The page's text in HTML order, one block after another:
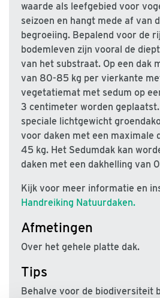
waarde als leefgebied voor
seizoen en hangt mede af van
begroeiing. Bepalend voor de
bodemleven zijn vooral de
van het substraat. Op een dak
van 80-85 kg per vierkante
vegetatiemat met sedum op
3 centimeter worden geplaatst.
speciale lichtgewicht
voor daken met een maximale
45 kg. Het Sedumdak kan
daken met een dakhelling van
Kijk voor meer informatie en
Handreiking Natuurdaken.
Afmetingen
Over het gehele platte dak.
Tips
Behalve voor de biodiversiteit